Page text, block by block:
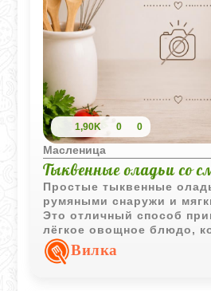
1,90K 0 0
Масленица
Тыквенные оладьи со
Простые тыквенные
румяными снаружи и
Это отличный способ
лёгкое овощное блюдо,
одинаково хорошо
завтрака, перекуса или
Вилка